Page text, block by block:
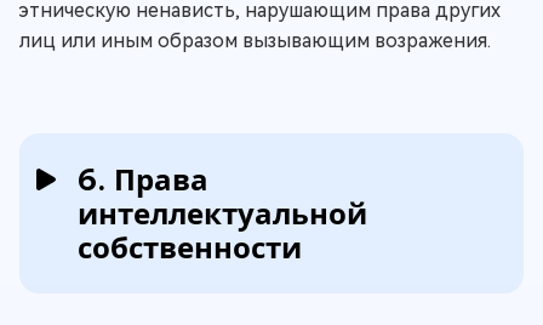
этническую ненависть, нарушающим права других
лиц или иным образом вызывающим возражения.
6. Права
интеллектуальной
собственности